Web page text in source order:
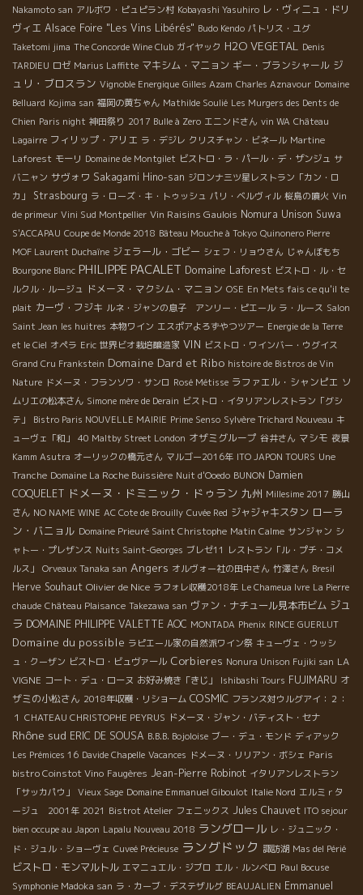
Nakamoto san アルボワ・ピュピラン村 Kobayashi Yasuhiro レ・ヴィニュ・ドリ
ヴィエ Alsace Foire "Les Vins Libérés" Budo Kendo パトリス・ユグ
Taketomi jima The Concorde Wine Club ガイヤック H2O VEGETAL Denis
TARDIEU ロゼ Marius Laffitte マキシム・マニョン ギー・ブランシャール ジ
ュリ・ブロスラン Vignoble Energique Gilles Azam Charles Aznavour Domaine
Belluard Kojima san 福岡の黄ちゃん Mathilde Soulié Les Murgers des Dents de
Chien Paris night 神田祭り 2017 Bulle à Zero エニンドさん vin WA Château
Lagairre フィリップ・アリエ ラ・デジレ クリスチャン・ビネール Martine
Laforest モーリ Domaine de Montgilet ビストロ・ラ・パール・デ・ザンジュ サ
バニャン サヴォワ Sakagami Hino-san ジロンナ三ツ星レストラン「カン・ロ
カ」
Strasbourg ラ・ローズ・キ・トゥッシュ パリ・ベルヴィル 桜島の噴火 Vin
de primeur Vini Sud Montpellier Vin Raisins Gaulois Nomura Unison Suwa
S'ACCAPAU Coupe de Monde 2018 Bâteau Mouche à Tokyo Quinonero Pierre
MOF Laurent Duchaîne ジェラール・ゴビー シェフ・リョウさん じゃんぼもち
Bourgone Blanc PHILIPPE PACALET Domaine Laforest ビストロ・ル・セ
ルクル・ルージュ ドメーヌ・マクシム・マニョン OSE En Mets fais ce qu'il te
plait カーヴ・フジキ ルネ・ジャンの息子 アンリー・ピエール ラ・ルース Salon
Saint Jean les huitres 本物ワイン エスポアよろずやつツアー Energie de la Terre
et le Ciel オペラ Eric 世界ビオ栽培醸造家 VIN ビストロ・ワインバー・ウグイス
Grand Cru Frankstein Domaine Dard et Ribo histoire de Bistros de Vin
Nature ドメーヌ・フランソワ・サンロ Rosé Métisse ラファエル・シャンピエ ソ
ムリエの松本さん Simone mère de Derain ビストロ・イタリアンレストラン「グシ
テ」
Bistro Paris NOUVELLE MAIRIE Prime Senso Sylvère Trichard Nouveau キ
ューヴェ「和」
40 Maltby Street London オザミグループ 谷井さん マシモ 夜景
Kamm Asutra オーリックの橋元さん マルゴー2016年 ITO JAPON TOURS Une
Tranche Domaine La Roche Buissière Nuit d'Ooedo BUNON Damien
COQUELET ドメーヌ・ドミニック・ドゥラン 九州 Millesime 2017 勝山
さん NO NAME WINE AC Cote de Brouilly Cuvée Red ジャジャキスタン ローラ
ン・バニョル Domaine Prieuré Saint Christophe Matin Calme サンジャン シ
ャトー・プレザンス Nuits Saint-Georges ブレゼ11 レストラン「ル・プチ・コメ
ルス」
Orveaux Tanaka san Angers オルヴォー社の田中さん 竹澤さん Bresil
Herve Souhaut Olivier de Nice ラフォレ収穫2018年 Le Chameua Ivre La Pierre
chaude Château Plaisance Takezawa san ヴァン・ナチュール見本市ビム ジュ
ラ DOMAINE PHILIPPE VALETTE AOC MONTADA Phenix RINCE GUERLUT
Domaine du possible ラピエール家の自然派ワイン祭 キューヴェ・ウッシ
ュ・クーザン ビストロ・ビュヴァール Corbieres Nonura Unison Fujiki san LA
VIGNE コート・デュ・ローヌ お好み焼き「きじ」 Ishibashi Tours FUJIMARU オ
ザミの小松さん 2018年収穫・リショーム COSMIC フランス対ウルグアイ：２：
１ CHATEAU CHRISTOPHE PEYRUS ドメーヌ・ジャン・バティスト・セナ
Rhône sud ERIC DE SOUSA B.B.B. Bojoloise ブー・デュ・モンド ディアック
Les Prémices 16 Davide Chapelle Vacances ドメーヌ・リリアン・ボシェ Paris
bistro Coinstot Vino Faugères Jean-Pierre Robinot イタリアンレストラン
「サッカパウ」
Vieux Sage Domaine Emmanuel Giboulot Italie Nord エルミｒタ
ージュ 2001年 2021 Bistrot Atelier フェニックス Jules Chauvet ITO sejour
bien occupe au Japon Lapalu Nouveau 2018 ラングロール レ・ジュニック・
ド・ジュル・ショーヴェ Cuveé Précieuse ラングドック 諏訪湖 Mas del Périé
ビストロ・モンマルトル エマニュエル・ジブロ エル・ルンベロ Paul Bocuse
Symphonie Madoka san ラ・カーブ・デステザルグ BEAUJALIEN Emmanuel